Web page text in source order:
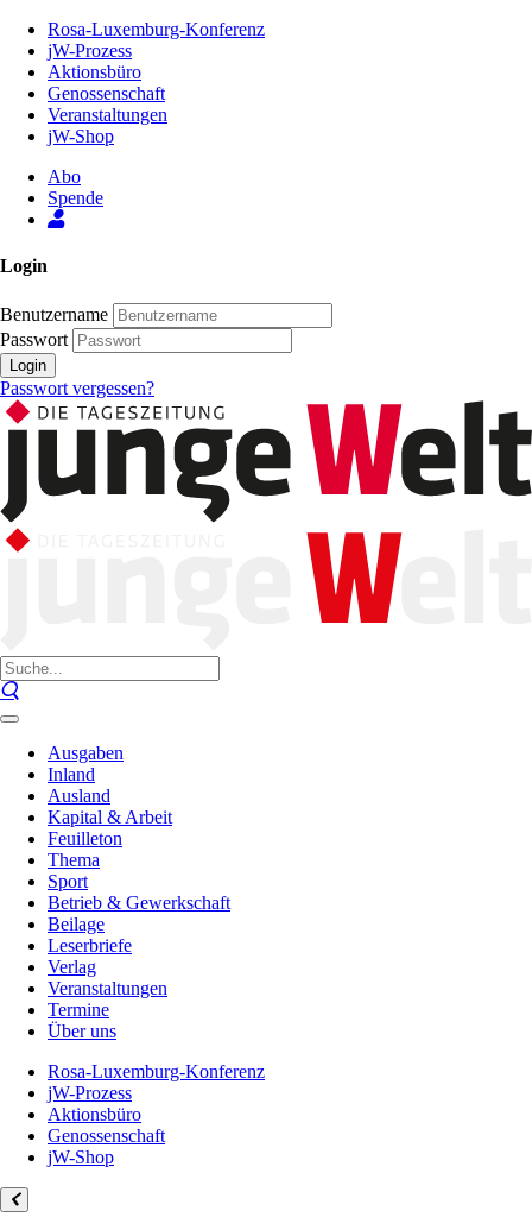
Inhalt
Seite
Rosa-Luxemburg-Konferenz
jW-Prozess
Aktionsbüro
Genossenschaft
Veranstaltungen
jW-Shop
Abo
Spende
Login
Benutzername
Passwort
Login
Passwort vergessen?
Ausgaben
Inland
Ausland
Kapital & Arbeit
Feuilleton
Thema
Sport
Betrieb & Gewerkschaft
Beilage
Leserbriefe
Verlag
Veranstaltungen
Termine
Über uns
Rosa-Luxemburg-Konferenz
jW-Prozess
Aktionsbüro
Genossenschaft
jW-Shop